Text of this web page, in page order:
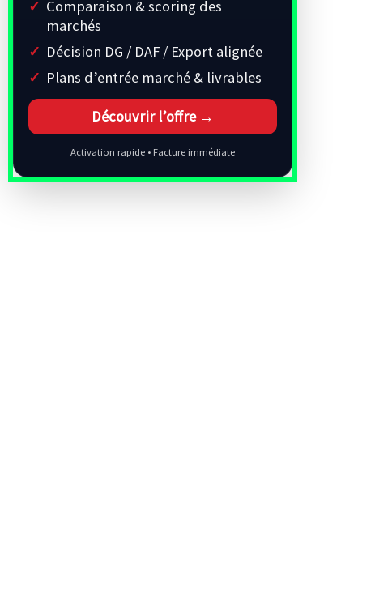
Comparaison & scoring des
marchés
Décision DG / DAF / Export alignée
Plans d’entrée marché & livrables
Découvrir l’offre →
Activation rapide • Facture immédiate